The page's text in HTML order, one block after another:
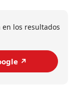
los resultados
↗️